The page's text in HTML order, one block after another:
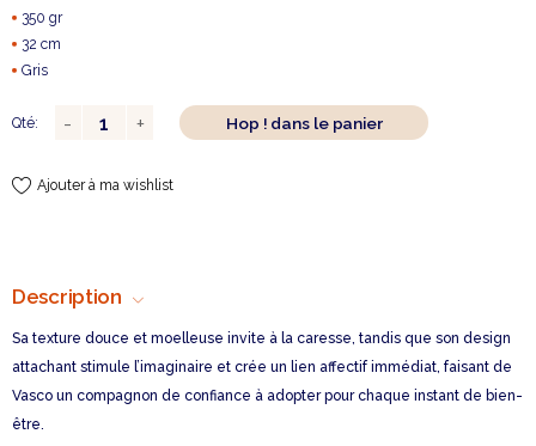
350 gr
32 cm
Gris
Qté: Hop ! dans le panier
Ajouter à ma wishlist
Description
Sa texture douce et moelleuse invite à la caresse, tandis que son design
attachant stimule l’imaginaire et crée un lien affectif immédiat, faisant de
Vasco un compagnon de confiance à adopter pour chaque instant de bien-
être.